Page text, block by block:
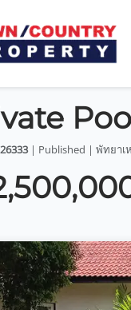
| Published | พัทยาเ